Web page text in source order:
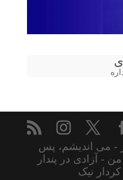
- می اندیشم، پس
آزادی در پندار
کردار نیک